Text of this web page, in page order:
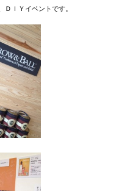
ＤＩＹイベントです。